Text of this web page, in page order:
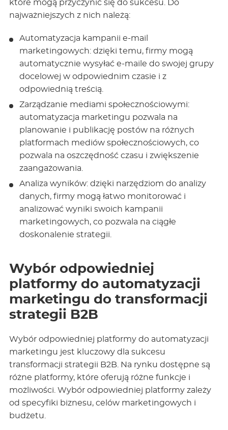
które mogą przyczynić się do sukcesu. Do
najważniejszych z nich należą:
Automatyzacja kampanii e-mail
marketingowych: dzięki temu, firmy mogą
automatycznie wysyłać e-maile do swojej grupy
docelowej w odpowiednim czasie i z
odpowiednią treścią.
Zarządzanie mediami społecznościowymi:
automatyzacja marketingu pozwala na
planowanie i publikację postów na różnych
platformach mediów społecznościowych, co
pozwala na oszczędność czasu i zwiększenie
zaangażowania.
Analiza wyników: dzięki narzędziom do analizy
danych, firmy mogą łatwo monitorować i
analizować wyniki swoich kampanii
marketingowych, co pozwala na ciągłe
doskonalenie strategii.
Wybór odpowiedniej
platformy do automatyzacji
marketingu do transformacji
strategii B2B
Wybór odpowiedniej platformy do automatyzacji
marketingu jest kluczowy dla sukcesu
transformacji strategii B2B. Na rynku dostępne są
różne platformy, które oferują różne funkcje i
możliwości. Wybór odpowiedniej platformy zależy
od specyfiki biznesu, celów marketingowych i
budżetu.